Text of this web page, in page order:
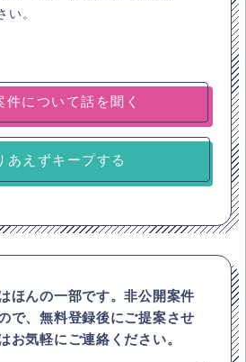
。
あえずキープする
ほんの一部です。非公開案件
で、無料登録後にご提案させ
お気軽にご連絡ください。